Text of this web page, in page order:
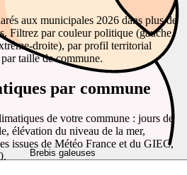
Brebis galeuses
aux municipales 2026 dans plus de
Filtrez par couleur politique (gauche,
droite), par profil territorial
taille de commune.
par commune
de votre commune : jours de
élévation du niveau de la mer,
issues de Météo France et du GIEC,